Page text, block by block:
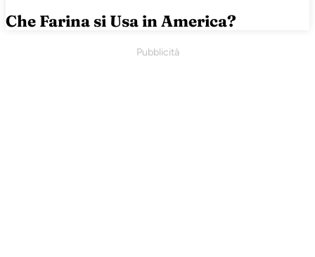
Che Farina si Usa in America?
Pubblicità